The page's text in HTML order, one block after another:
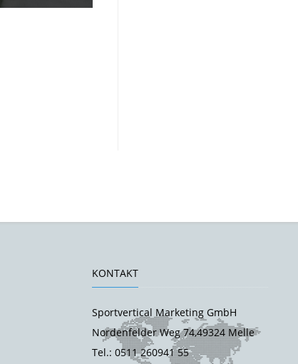
KONTAKT
Sportvertical Marketing GmbH
Nordenfelder Weg 74,49324 Melle
Tel.: 0511 260941 55